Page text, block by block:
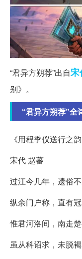
“君异方朔荐”出自宋
别》。
“君异方朔荐”全
《用程季仪送行之韵
宋代 赵蕃
过江今几年，遗俗不
纵余门户称，直有冠
惟君河洛间，南走楚
虽从科诏求，未脱褐